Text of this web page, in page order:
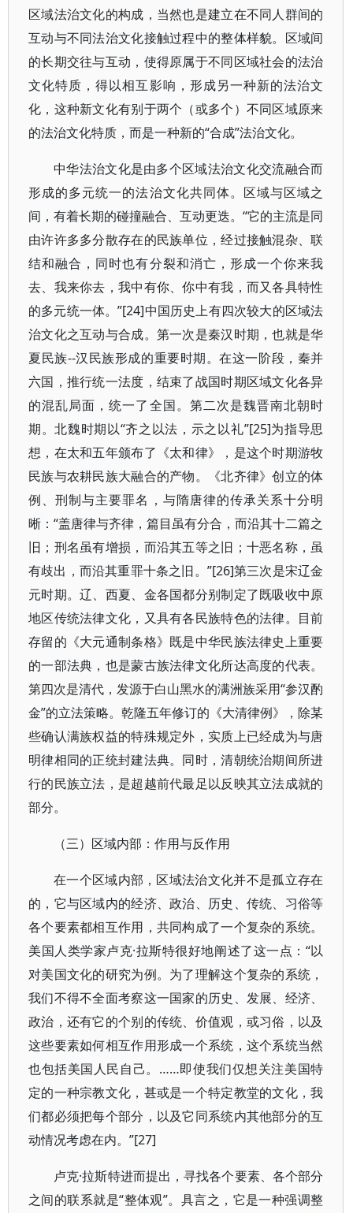
区域法治文化的构成，当然也是建立在不同人群间的
互动与不同法治文化接触过程中的整体样貌。区域间
的长期交往与互动，使得原属于不同区域社会的法治
文化特质，得以相互影响，形成另一种新的法治文
化，这种新文化有别于两个（或多个）不同区域原来
的法治文化特质，而是一种新的“合成”法治文化。
中华法治文化是由多个区域法治文化交流融合而
形成的多元统一的法治文化共同体。区域与区域之
间，有着长期的碰撞融合、互动更迭。“它的主流是同
由许许多多分散存在的民族单位，经过接触混杂、联
结和融合，同时也有分裂和消亡，形成一个你来我
去、我来你去，我中有你、你中有我，而又各具特性
的多元统一体。”[24]中国历史上有四次较大的区域法
治文化之互动与合成。第一次是秦汉时期，也就是华
夏民族--汉民族形成的重要时期。在这一阶段，秦并
六国，推行统一法度，结束了战国时期区域文化各异
的混乱局面，统一了全国。第二次是魏晋南北朝时
期。北魏时期以“齐之以法，示之以礼”[25]为指导思
想，在太和五年颁布了《太和律》，是这个时期游牧
民族与农耕民族大融合的产物。《北齐律》创立的体
例、刑制与主要罪名，与隋唐律的传承关系十分明
晰：“盖唐律与齐律，篇目虽有分合，而沿其十二篇之
旧；刑名虽有增损，而沿其五等之旧；十恶名称，虽
有歧出，而沿其重罪十条之旧。”[26]第三次是宋辽金
元时期。辽、西夏、金各国都分别制定了既吸收中原
地区传统法律文化，又具有各民族特色的法律。目前
存留的《大元通制条格》既是中华民族法律史上重要
的一部法典，也是蒙古族法律文化所达高度的代表。
第四次是清代，发源于白山黑水的满洲族采用“参汉酌
金”的立法策略。乾隆五年修订的《大清律例》，除某
些确认满族权益的特殊规定外，实质上已经成为与唐
明律相同的正统封建法典。同时，清朝统治期间所进
行的民族立法，是超越前代最足以反映其立法成就的
部分。
（三）区域内部：作用与反作用
在一个区域内部，区域法治文化并不是孤立存在
的，它与区域内的经济、政治、历史、传统、习俗等
各个要素都相互作用，共同构成了一个复杂的系统。
美国人类学家卢克·拉斯特很好地阐述了这一点：“以
对美国文化的研究为例。为了理解这个复杂的系统，
我们不得不全面考察这一国家的历史、发展、经济、
政治，还有它的个别的传统、价值观，或习俗，以及
这些要素如何相互作用形成一个系统，这个系统当然
也包括美国人民自己。……即使我们仅想关注美国特
定的一种宗教文化，甚或是一个特定教堂的文化，我
们都必须把每个部分，以及它同系统内其他部分的互
动情况考虑在内。”[27]
卢克·拉斯特进而提出，寻找各个要素、各个部分
之间的联系就是“整体观”。具言之，它是一种强调整